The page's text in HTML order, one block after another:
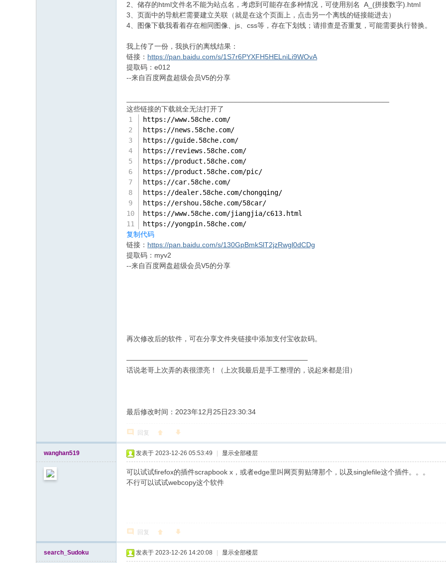
2、储存的html文件名不能为站点名，考虑到可能存在多种情况，可使用别名 A_(拼接数字).html
3、页面中的导航栏需要建立关联（就是在这个页面上，点击另一个离线的链接能进去）
4、图像下载我看着存在相同图像、js、css等，存在下划线；请排查是否重复，可能需要执行替换。
我上传了一份，我执行的离线结果：
链接： https://pan.baidu.com/s/1S7r6PYXFH5HELniLi9WOvA
提取码：e012
--来自百度网盘超级会员V5的分享
这些链接的下载就全无法打开了
https: //www. 58che.com/
https: //news. 58che.com/
https: //guide. 58che.com/
https: //reviews. 58che.com/
https: //product. 58che.com/
https: //product. 58che.com/pic/
https: //car. 58che.com/
https: //dealer. 58che.com/chongqing/
https: //ershou. 58che.com/58car/
https: //www. 58che.com/jiangjia/c613.html
https: //yongpin. 58che.com/
复制代码
链接： https://pan.baidu.com/s/130GpBmkSlT2jzRwgl0dCDg
提取码：myv2
--来自百度网盘超级会员V5的分享
再次修改后的软件，可在分享文件夹链接中添加支付宝收款码。
——————————————————————————
话说老哥上次弄的表很漂亮！（上次我最后是手工整理的，说起来都是泪）
最后修改时间：2023年12月25日23:30:34
回复
wanghan519 发表于 2023-12-26 05:53:49 显示全部楼层
可以试试firefox的插件scrapbook x，或者edge里叫网页剪贴簿那个，以及singlefile这个插件。。。
不行可以试试webcopy这个软件
回复
search_Sudoku 发表于 2023-12-26 14:20:08 显示全部楼层